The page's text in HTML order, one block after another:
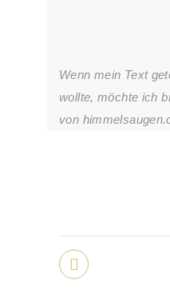
Wenn mein Text
wollte, möchte ich
von